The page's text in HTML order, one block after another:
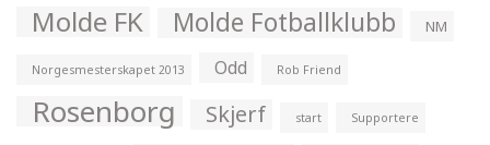
Molde FK Molde Fotballklubb NM
Norgesmesterskapet 2013 Odd Rob Friend
Rosenborg Skjerf start Supportere